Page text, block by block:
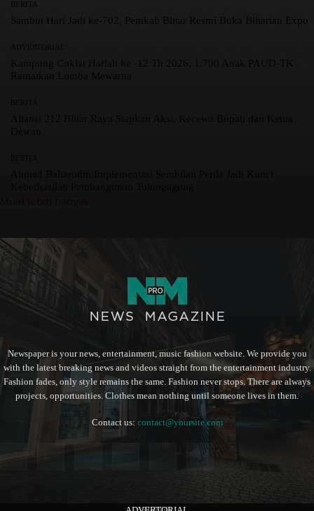
BERITA
Sambut Hari Jadi ke-702, Pemkab Blitar Resmi Buka Blitarian Expo
ADVERTORIAL
Kampung Coklat Harlah ke -12 Th 2026, 1.700 Anak PAUD-TK
Newspaper is your news, entertainment, music fashion website. We provide you
with the latest breaking news and videos straight from the entertainment industry.
Fashion fades, only style remains the same. Fashion never stops. There are always
projects, opportunities. Clothes mean nothing until someone lives in them.
Contact us: contact@yoursite.com